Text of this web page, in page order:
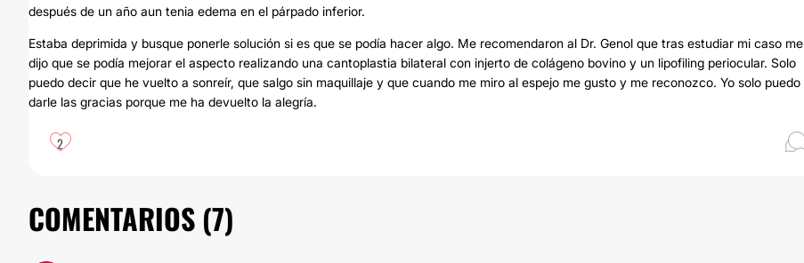
después de un año aun tenia edema en el párpado inferior.
Estaba deprimida y busque ponerle solución si es que se podía hacer algo. Me recomendaron al Dr. Genol que tras estudiar mi caso me
dijo que se podía mejorar el aspecto realizando una cantoplastia bilateral con injerto de colágeno bovino y un lipofiling periocular. Solo
puedo decir que he vuelto a sonreír, que salgo sin maquillaje y que cuando me miro al espejo me gusto y me reconozco. Yo solo puedo
darle las gracias porque me ha devuelto la alegría.
2
COMENTARIOS (7)